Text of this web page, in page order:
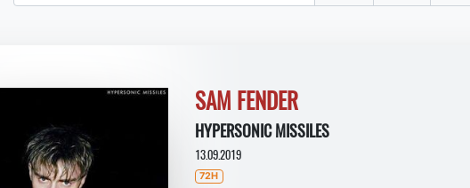
SAM FENDER
HYPERSONIC MISSILES
13.09.2019
72H